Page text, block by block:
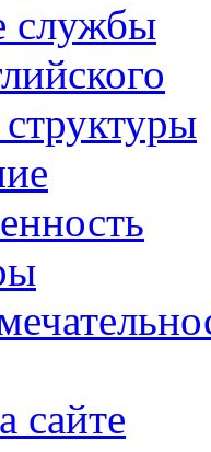
службы
сайте